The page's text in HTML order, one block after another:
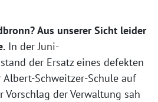
Aus unserer Sicht leider
In der Juni-
der Ersatz eines defekten
Albert-Schweitzer-Schule auf
Vorschlag der Verwaltung sah